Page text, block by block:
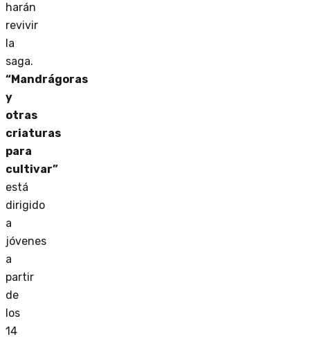
harán
revivir
la
saga.
“Mandrágoras
y
otras
criaturas
para
cultivar”
está
dirigido
a
jóvenes
a
partir
de
los
14